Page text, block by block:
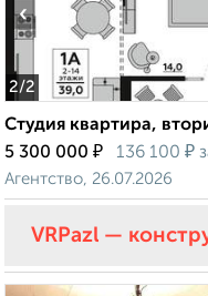
2/2
‹
Студия квартира,
5 300 000 ₽ 136 100 ₽
Агентство, 26.07.2026
VRPazl —